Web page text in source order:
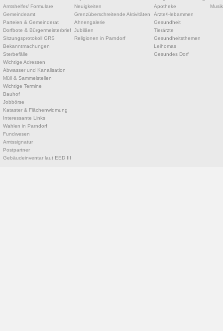
Amtshelfer/ Formulare
Gemeindeamt
Parteien & Gemeinderat
Dorfbote & Bürgermeisterbrief
Sitzungsprotokoll GRS
Bekanntmachungen
Sterbefälle
Wichtige Adressen
Abwasser und Kanalisation
Müll & Sammelstellen
Wichtige Termine
Bauhof
Jobbörse
Kataster & Flächenwidmung
Interessante Links
Wahlen in Parndorf
Fundwesen
Amtssignatur
Postpartner
Gebäudeinventar laut EED III
Neuigkeiten
Grenzüberschreitende Aktivitäten
Ahnengalerie
Jubiläen
Religionen in Parndorf
Apotheke
Ärzte/Hebammen
Gesundheit
Tierärzte
Gesundheitsthemen
Leihomas
Gesundes Dorf